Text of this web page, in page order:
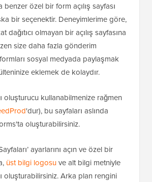
benzer özel bir form açılış sayfası
bir seçenektir. Deneyimlerime göre,
dağıtıcı olmayan bir açılış sayfasına
size daha fazla gönderim
sosyal medyada paylaşmak
eklemek de kolaydır.
oluşturucu kullanabilmenize rağmen
'dur), bu sayfaları aslında
oluşturabilirsiniz.
ayarlarını açın ve özel bir
üst bilgi logosuve alt bilgi metniyle
oluşturabilirsiniz. Arka plan rengini